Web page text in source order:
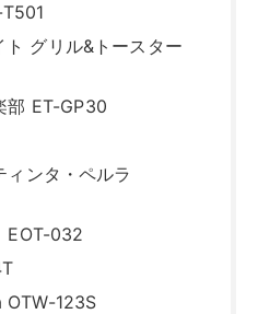
グリル&トースター
ET-GP30
ンタ・ペルラ
EOT-032
123S